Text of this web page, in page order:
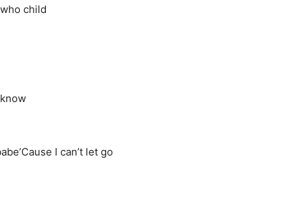
child
I can’t let go